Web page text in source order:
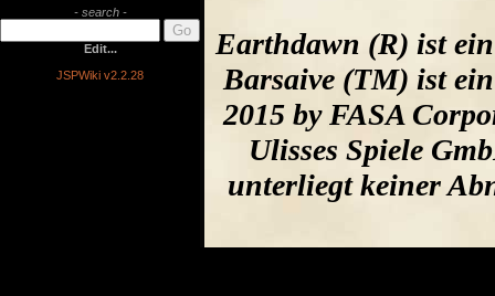
- search -
Edit...
JSPWiki v2.2.28
Earthdawn (R) ist
Barsaive (TM) ist
2015 by FASA
Ulisses Spiele
unterliegt keiner